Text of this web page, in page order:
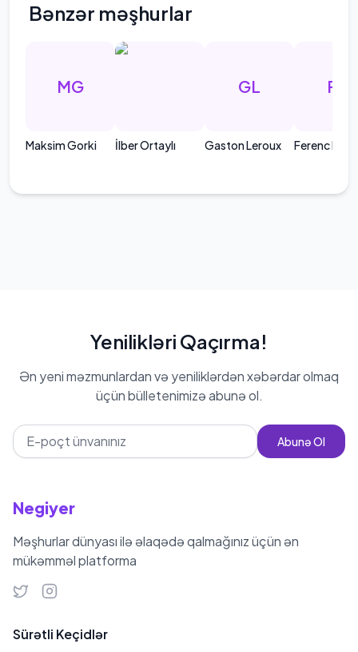
Bənzər məşhurlar
MG
Maksim Gorki İlber Ortaylı
GL
Gaston Leroux
FM
Ferenc
Yenilikləri Qaçırma!
Ən yeni məzmunlardan və yeniliklərdən xəbərdar olmaq
üçün bülletenimizə abunə ol.
Abunə Ol
Negiyer
Məşhurlar dünyası ilə əlaqədə qalmağınız üçün ən
mükəmməl platforma
Sürətli Keçidlər